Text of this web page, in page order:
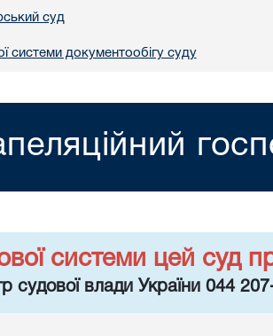
суд
системи документообігу суду
системи цей суд
судової влади України 044